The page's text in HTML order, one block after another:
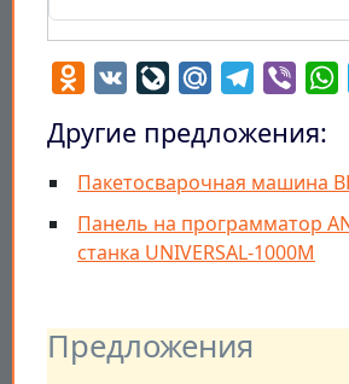
Предложения
Odnoklassniki
VK LiveJournal
Mail.RuTelegram
Viber
Другие предложения:
Пакетосварочная машина
Панель на программатор
станка UNIVERSAL-1000M